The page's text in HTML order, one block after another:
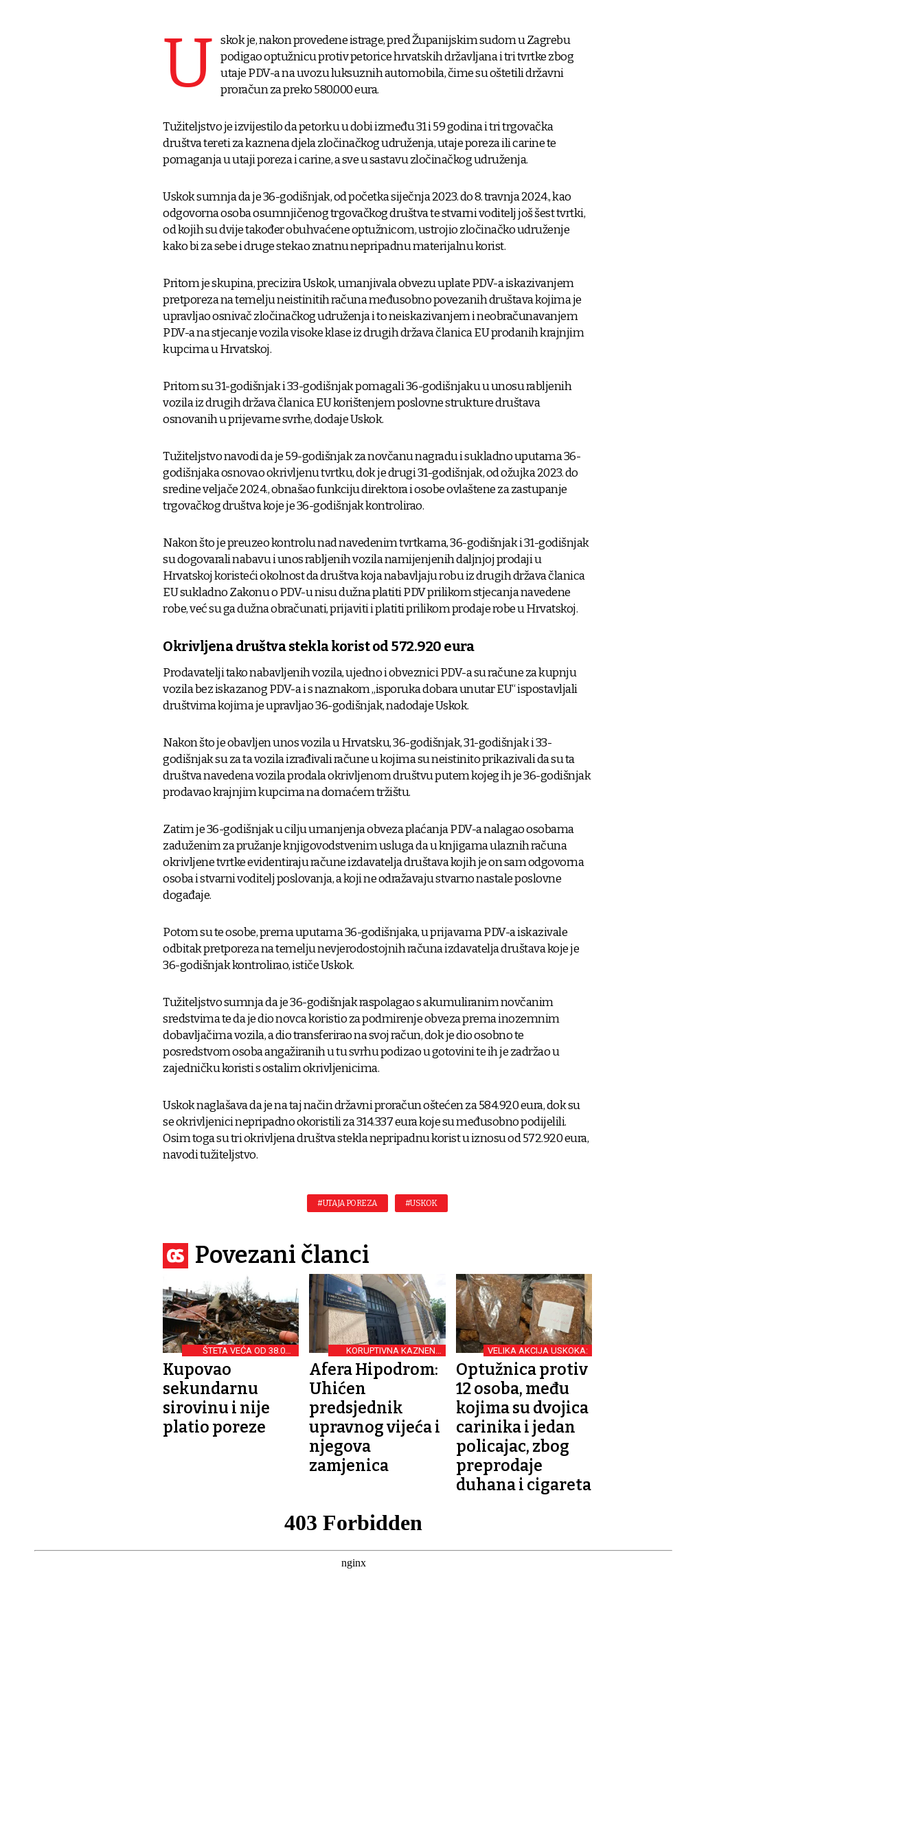
U skok je, nakon provedene istrage, pred Županijskim sudom u Zagrebu
podigao optužnicu protiv petorice hrvatskih državljana i tri tvrtke zbog
utaje PDV-a na uvozu luksuznih automobila, čime su oštetili državni
proračun za preko 580.000 eura.
Tužiteljstvo je izvijestilo da petorku u dobi između 31 i 59 godina i tri trgovačka
društva tereti za kaznena djela zločinačkog udruženja, utaje poreza ili carine te
pomaganja u utaji poreza i carine, a sve u sastavu zločinačkog udruženja.
Uskok sumnja da je 36-godišnjak, od početka siječnja 2023. do 8. travnja 2024., kao
odgovorna osoba osumnjičenog trgovačkog društva te stvarni voditelj još šest tvrtki,
od kojih su dvije također obuhvaćene optužnicom, ustrojio zločinačko udruženje
kako bi za sebe i druge stekao znatnu nepripadnu materijalnu korist.
Pritom je skupina, precizira Uskok, umanjivala obvezu uplate PDV-a iskazivanjem
pretporeza na temelju neistinitih računa međusobno povezanih društava kojima je
upravljao osnivač zločinačkog udruženja i to neiskazivanjem i neobračunavanjem
PDV-a na stjecanje vozila visoke klase iz drugih država članica EU prodanih krajnjim
kupcima u Hrvatskoj.
Pritom su 31-godišnjak i 33-godišnjak pomagali 36-godišnjaku u unosu rabljenih
vozila iz drugih država članica EU korištenjem poslovne strukture društava
osnovanih u prijevarne svrhe, dodaje Uskok.
Tužiteljstvo navodi da je 59-godišnjak za novčanu nagradu i sukladno uputama 36-
godišnjaka osnovao okrivljenu tvrtku, dok je drugi 31-godišnjak, od ožujka 2023. do
sredine veljače 2024., obnašao funkciju direktora i osobe ovlaštene za zastupanje
trgovačkog društva koje je 36-godišnjak kontrolirao.
Nakon što je preuzeo kontrolu nad navedenim tvrtkama, 36-godišnjak i 31-godišnjak
su dogovarali nabavu i unos rabljenih vozila namijenjenih daljnjoj prodaji u
Hrvatskoj koristeći okolnost da društva koja nabavljaju robu iz drugih država članica
EU sukladno Zakonu o PDV-u nisu dužna platiti PDV prilikom stjecanja navedene
robe, već su ga dužna obračunati, prijaviti i platiti prilikom prodaje robe u Hrvatskoj.
Okrivljena društva stekla korist od 572.920 eura
Prodavatelji tako nabavljenih vozila, ujedno i obveznici PDV-a su račune za kupnju
vozila bez iskazanog PDV-a i s naznakom „isporuka dobara unutar EU“ ispostavljali
društvima kojima je upravljao 36-godišnjak, nadodaje Uskok.
Nakon što je obavljen unos vozila u Hrvatsku, 36-godišnjak, 31-godišnjak i 33-
godišnjak su za ta vozila izrađivali račune u kojima su neistinito prikazivali da su ta
društva navedena vozila prodala okrivljenom društvu putem kojeg ih je 36-godišnjak
prodavao krajnjim kupcima na domaćem tržištu.
Zatim je 36-godišnjak u cilju umanjenja obveza plaćanja PDV-a nalagao osobama
zaduženim za pružanje knjigovodstvenim usluga da u knjigama ulaznih računa
okrivljene tvrtke evidentiraju račune izdavatelja društava kojih je on sam odgovorna
osoba i stvarni voditelj poslovanja, a koji ne odražavaju stvarno nastale poslovne
događaje.
Potom su te osobe, prema uputama 36-godišnjaka, u prijavama PDV-a iskazivale
odbitak pretporeza na temelju nevjerodostojnih računa izdavatelja društava koje je
36-godišnjak kontrolirao, ističe Uskok.
Tužiteljstvo sumnja da je 36-godišnjak raspolagao s akumuliranim novčanim
sredstvima te da je dio novca koristio za podmirenje obveza prema inozemnim
dobavljačima vozila, a dio transferirao na svoj račun, dok je dio osobno te
posredstvom osoba angažiranih u tu svrhu podizao u gotovini te ih je zadržao u
zajedničku koristi s ostalim okrivljenicima.
Uskok naglašava da je na taj način državni proračun oštećen za 584.920 eura, dok su
se okrivljenici nepripadno okoristili za 314.337 eura koje su međusobno podijelili.
Osim toga su tri okrivljena društva stekla nepripadnu korist u iznosu od 572.920 eura,
navodi tužiteljstvo.
#UTAJA POREZA #USKOK
Povezani članci
ŠTETA VEĆA OD 38.000
EURA
Kupovao
sekundarnu
sirovinu i nije
platio poreze
KORUPTIVNA KAZNENA
DJELA
Afera Hipodrom:
Uhićen
predsjednik
upravnog vijeća i
njegova
zamjenica
VELIKA AKCIJA USKOKA:
Optužnica protiv
12 osoba, među
kojima su dvojica
carinika i jedan
policajac, zbog
preprodaje
duhana i cigareta